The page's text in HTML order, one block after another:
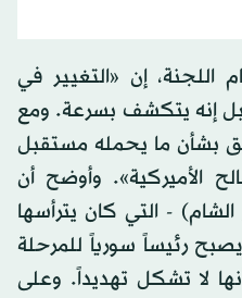
اللجنة، إن «التغيير في
إنه يتكشف بسرعة. ومع
بشأن ما يحمله مستقبل
الأميركية». وأوضح أن
الشام) - التي كان يترأسها
رئيساً سورياً للمرحلة
لا تشكل تهديداً. وعلى